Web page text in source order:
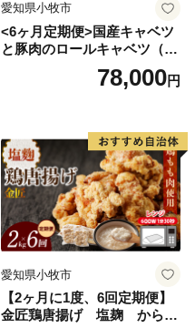
愛知県小牧市
<6ヶ月定期便>国産キャベツ
と豚肉のロールキャベツ（4P
78,000円
愛知県小牧市
【2ヶ月に1度、6回定期便】
金匠鶏唐揚げ 塩麹 からあ